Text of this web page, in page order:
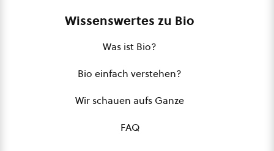
Wissenswertes zu Bio
Was ist Bio?
Bio einfach verstehen?
Wir schauen aufs Ganze
FAQ